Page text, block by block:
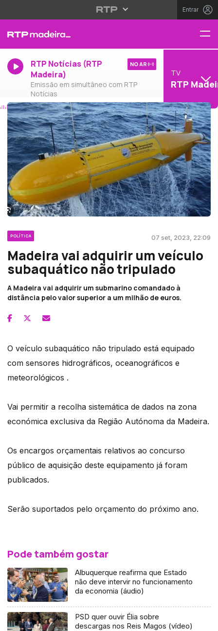
Entrar
RTP Notícias (RTP
Madeira)
Emissão em simultâneo com RTP
Notícias
NO AR
TV
RTP
POLÍTICA 07 set, 2023, 22:09
Madeira vai adquirir um veículo
subaquático não tripulado
A Madeira vai adquirir um submarino comandado à
distância pelo valor superior a um milhão de euros.
O veículo subaquático não tripulado está equipado
com sensores hidrográficos, oceanográficos e
meteorológicos .
Vai permitir a recolha sistemática de dados na zona
económica exclusiva da Região Autónoma da Madeira.
Os encargos orçamentais relativos ao concurso
público de aquisição deste equipamento já foram
publicados.
Serão suportados pelo orçamento do próximo ano.
Pode também gostar
Albuquerque reafirma que Estado
não deve intervir no funcionamento
da economia (áudio)
PSD quer ouvir Élia sobre
descargas nos Reis Magos (vídeo)